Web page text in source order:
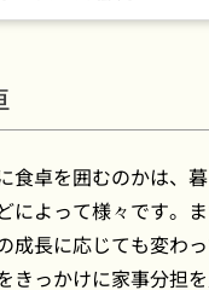
食卓を囲むのかは、
によって様々です。
成長に応じても変わ
きっかけに家事分担